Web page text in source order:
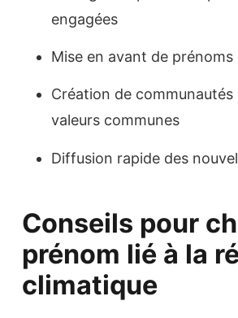
engagées
Mise en avant de prénoms
Création de communautés
valeurs communes
Diffusion rapide des
Conseils pour
prénom lié à la
climatique